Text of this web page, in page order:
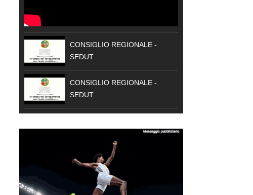
CONSIGLIO REGIONALE -
SEDUT...
CONSIGLIO REGIONALE -
SEDUT...